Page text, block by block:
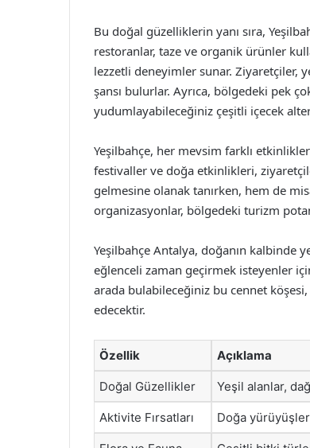
Bu doğal güzelliklerin yanı sıra,
restoranlar, taze ve organik ürünler
lezzetli deneyimler sunar. Ziyaretçiler,
şansı bulurlar. Ayrıca, bölgedeki pek
yudumlayabileceğiniz çeşitli içecek
Yeşilbahçe, her mevsim farklı
festivaller ve doğa etkinlikleri,
gelmesine olanak tanırken, hem de
organizasyonlar, bölgedeki turizm
Yeşilbahçe Antalya, doğanın kalbinde
eğlenceli zaman geçirmek isteyenler
arada bulabileceğiniz bu cennet
edecektir.
Özellik Açıklama
Doğal Güzellikler Yeşil alanlar,
Aktivite Fırsatları Doğa